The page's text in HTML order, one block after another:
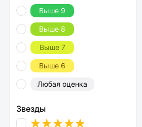
Выше 9
Выше 8
Выше 7
Выше 6
Любая оценка
Звезды